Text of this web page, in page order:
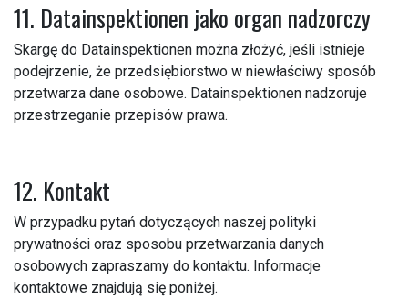
11. Datainspektionen jako organ nadzorczy
Skargę do Datainspektionen można złożyć, jeśli istnieje
podejrzenie, że przedsiębiorstwo w niewłaściwy sposób
przetwarza dane osobowe. Datainspektionen nadzoruje
przestrzeganie przepisów prawa.
12. Kontakt
W przypadku pytań dotyczących naszej polityki
prywatności oraz sposobu przetwarzania danych
osobowych zapraszamy do kontaktu. Informacje
kontaktowe znajdują się poniżej.